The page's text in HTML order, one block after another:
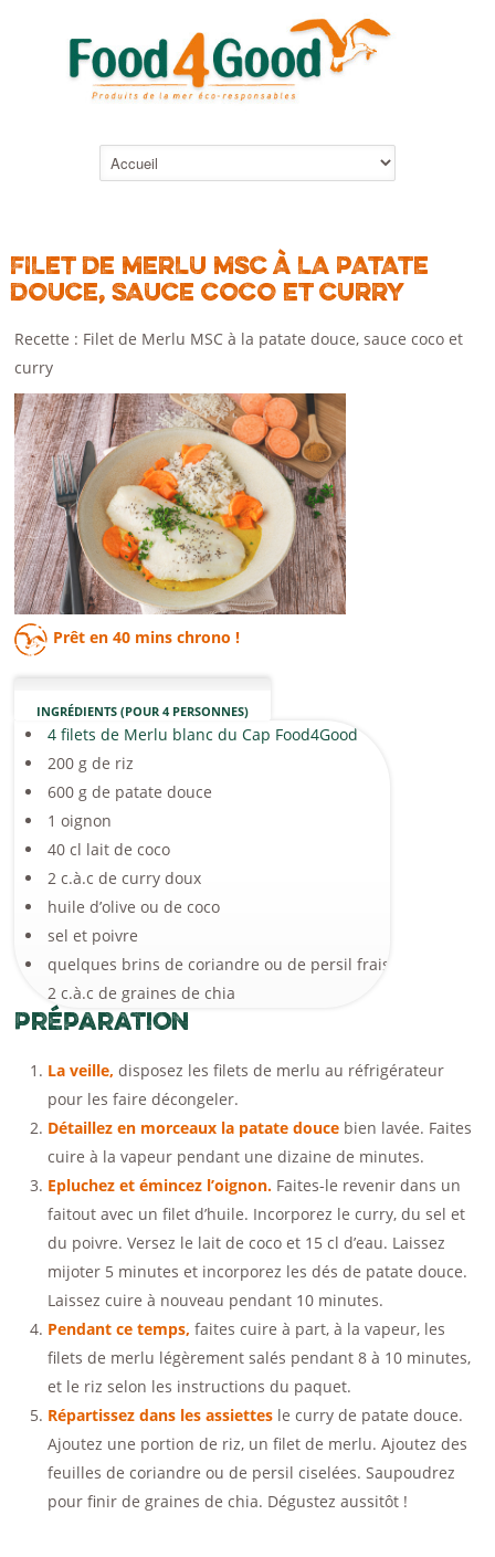
FILET DE MERLU MSC À LA PATATE
DOUCE, SAUCE COCO ET CURRY
Recette : Filet de Merlu MSC à la patate douce, sauce coco et
curry
Prêt en40 mins chrono !
INGRÉDIENTS (POUR 4 PERSONNES)
4 filets de Merlu blanc du Cap Food4Good
200 g de riz
600 g de patate douce
1 oignon
40 cl lait de coco
2 c.à.c de curry doux
huile d’olive ou de coco
sel et poivre
quelques brins de coriandre ou de persil frais
2 c.à.c de graines de chia
Préparation
La veille,disposez les filets de merlu au réfrigérateur
pour les faire décongeler.
Détaillez en morceaux la patate douce bien lavée. Faites
cuire à la vapeur pendant une dizaine de minutes.
Epluchez et émincez l’oignon. Faites-le revenir dans un
faitout avec un filet d’huile. Incorporez le curry, du sel et
du poivre. Versez le lait de coco et 15 cl d’eau. Laissez
mijoter 5 minutes et incorporez les dés de patate douce.
Laissez cuire à nouveau pendant 10 minutes.
Pendant ce temps, faites cuire à part, à la vapeur, les
filets de merlu légèrement salés pendant 8 à 10 minutes,
et le riz selon les instructions du paquet.
Répartissez dans les assiettes le curry de patate douce.
Ajoutez une portion de riz, un filet de merlu. Ajoutez des
feuilles de coriandre ou de persil ciselées. Saupoudrez
pour finir de graines de chia. Dégustez aussitôt !